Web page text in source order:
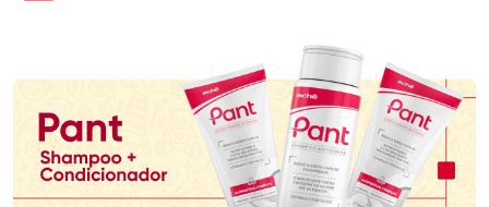
Promoção em Destaque